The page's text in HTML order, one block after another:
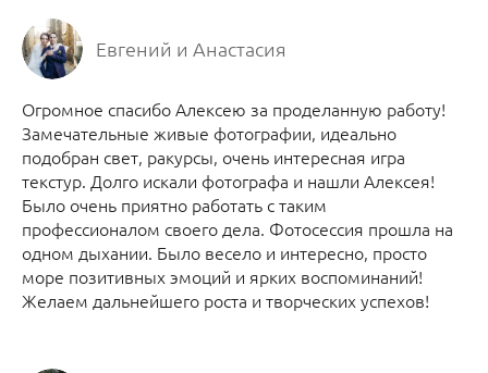
Евгений и Анастасия
Огромное спасибо Алексею за проделанную работу!
Замечательные живые фотографии, идеально
подобран свет, ракурсы, очень интересная игра
текстур. Долго искали фотографа и нашли Алексея!
Было очень приятно работать с таким
профессионалом своего дела. Фотосессия прошла на
одном дыхании. Было весело и интересно, просто
море позитивных эмоций и ярких воспоминаний!
Желаем дальнейшего роста и творческих успехов!